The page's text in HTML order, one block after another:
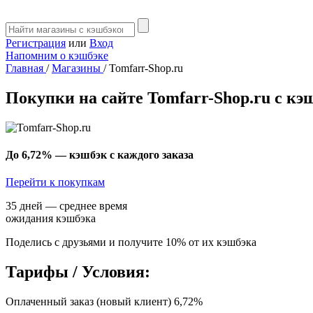
Регистрация или Вход
Напомним о кэшбэке
Главная / Магазины / Tomfarr-Shop.ru
Покупки на сайте Tomfarr-Shop.ru с
До 6,72% — кэшбэк с каждого заказа
Перейти к покупкам
35 дней — среднее время
ожидания кэшбэка
Поделись с друзьями и получите 10% от их кэшбэка
Тарифы / Условия:
Оплаченный заказ (новый клиент) 6,72%